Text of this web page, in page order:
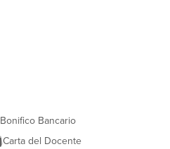
Bonifico Bancario
Carta del Docente